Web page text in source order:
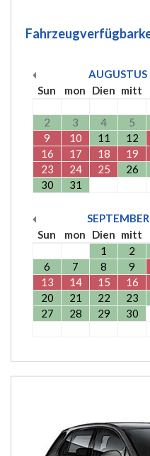
AUGUSTUS
Sun
mon Dien mitt
2
3 4 5
9
10 11 12
16
17 18 19
23
24 25 26
30
31
SEPTEMBER
Sun
mon Dien mitt
1
2
6
7 8 9
13
14 15 16
20
21 22 23
27
28 29 30